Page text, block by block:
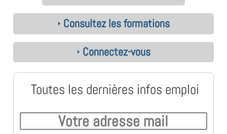
Consultez les formations
Connectez-vous
Toutes les dernières infos emploi